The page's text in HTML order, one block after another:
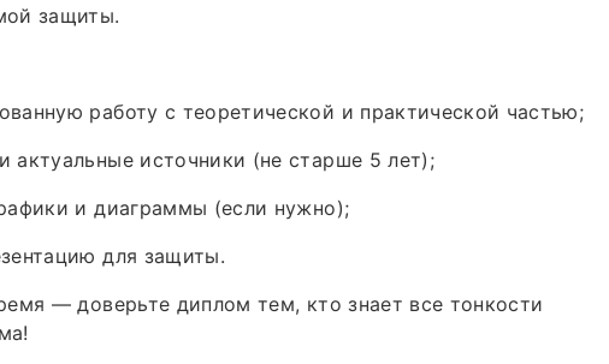
защиты.
работу с теоретической и практической частью;
актуальные источники (не старше 5 лет);
и диаграммы (если нужно);
для защиты.
— доверьте диплом тем, кто знает все тонкости